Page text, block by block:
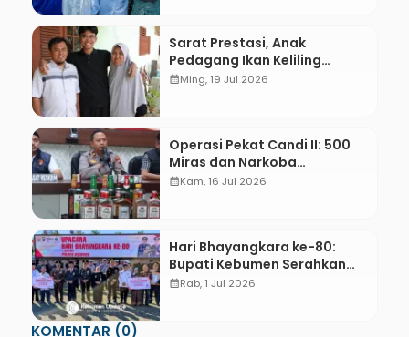
Sarat Prestasi, Anak
Pedagang Ikan Keliling
Wujudkan Mimpi Kuliah di
calendar_monthMing, 19 Jul 2026
Operasi Pekat Candi II: 500
Miras dan Narkoba
Diamankan dari Kebumen,
calendar_monthKam, 16 Jul 2026
Hari Bhayangkara ke-80:
Bupati Kebumen Serahkan
Bantuan Bedah Rumah
calendar_monthRab, 1 Jul 2026
KOMENTAR (0)